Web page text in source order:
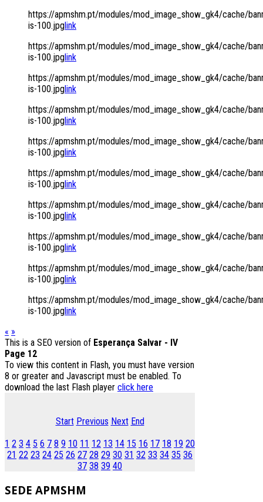
https://apmshm.pt/modules/mod_image_show_gk4/cache/
is-100.jpglink
https://apmshm.pt/modules/mod_image_show_gk4/cache/
is-100.jpglink
https://apmshm.pt/modules/mod_image_show_gk4/cache/
is-100.jpglink
https://apmshm.pt/modules/mod_image_show_gk4/cache/
is-100.jpglink
https://apmshm.pt/modules/mod_image_show_gk4/cache/
is-100.jpglink
https://apmshm.pt/modules/mod_image_show_gk4/cache/
is-100.jpglink
https://apmshm.pt/modules/mod_image_show_gk4/cache/
is-100.jpglink
https://apmshm.pt/modules/mod_image_show_gk4/cache/
is-100.jpglink
https://apmshm.pt/modules/mod_image_show_gk4/cache/
is-100.jpglink
https://apmshm.pt/modules/mod_image_show_gk4/cache/
is-100.jpglink
« »
This is a SEO version of Esperança Salvar - IV
Page 12
To view this content in Flash, you must have version
8 or greater and Javascript must be enabled. To
download the last Flash player click here
Start Previous Next End
1 2 3 4 5 6 7 8 9 10 11 12 13 14 15 16 17 18 19 20
21 22 23 24 25 26 27 28 29 30 31 32 33 34 35 36
37 38 39 40
SEDE APMSHM